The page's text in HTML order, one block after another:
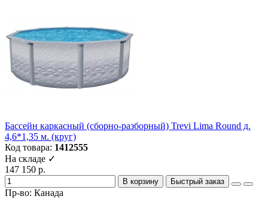
Бассейн каркасный (сборно-разборный) Trevi Lima Round д.
4,6*1,35 м. (круг)
Код товара: 1412555
На складе ✓
147 150 р.
В корзину Быстрый заказ
Пр-во: Канада